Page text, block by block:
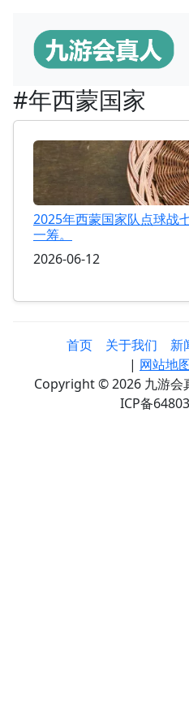
#年西蒙国家
2025年西蒙国家队点球战
一筹。
2026-06-12
首页 关于我们 新
| 网站地
Copyright © 2026 九游会
ICP备